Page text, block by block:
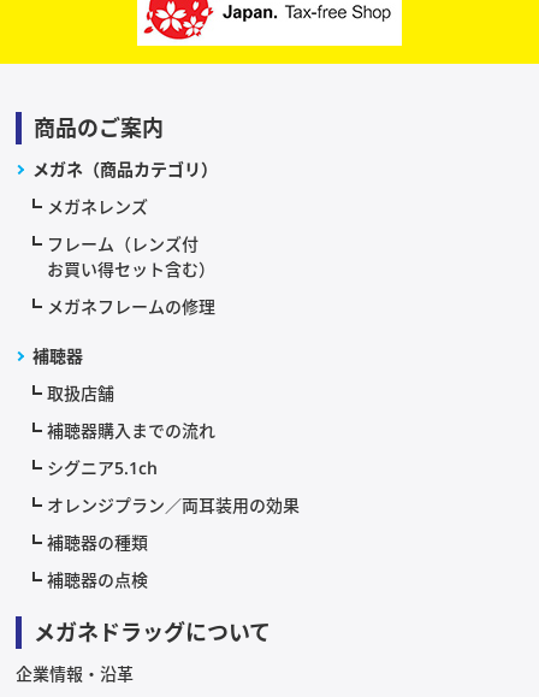
商品のご案内
メガネ（商品カテゴリ）
メガネレンズ
フレーム（レンズ付
お買い得セット含む）
メガネフレームの修理
補聴器
取扱店舗
補聴器購入までの流れ
シグニア5.1ch
オレンジプラン／両耳装用の効果
補聴器の種類
補聴器の点検
メガネドラッグについて
企業情報・沿革